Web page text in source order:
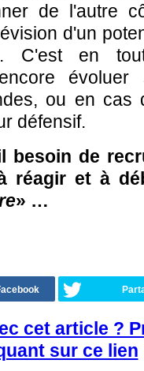
de l'autre
d'un
C'est en
évoluer
ou en cas
défensif.
besoin de
réagir et à
» …
cet article ?
sur ce lien